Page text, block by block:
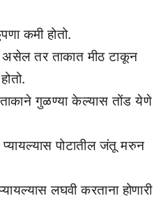
कमी होतो.
असेल तर ताकात मीठ टाकून
ताकाने गुळण्या केल्यास तोंड येणे
पोटातील जंतू मरुन
लघवी करताना होणारी